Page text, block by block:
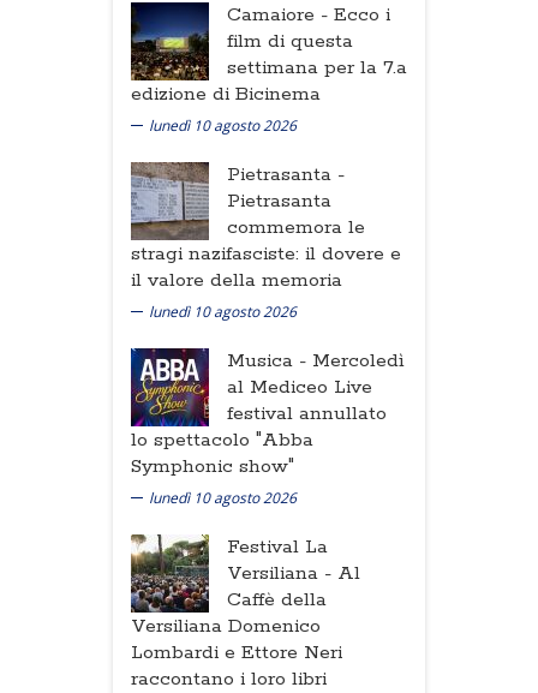
Camaiore - Ecco i
film di questa
settimana per la 7.a
edizione di Bicinema
lunedì 10 agosto 2026
Pietrasanta -
Pietrasanta
commemora le
stragi nazifasciste: il dovere e
il valore della memoria
lunedì 10 agosto 2026
Musica - Mercoledì
al Mediceo Live
festival annullato
lo spettacolo "Abba
Symphonic show"
lunedì 10 agosto 2026
Festival La
Versiliana - Al
Caffè della
Versiliana Domenico
Lombardi e Ettore Neri
raccontano i loro libri